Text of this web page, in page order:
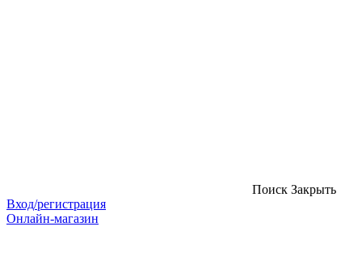
Поиск Закрыть
Вход/регистрация
Онлайн-магазин